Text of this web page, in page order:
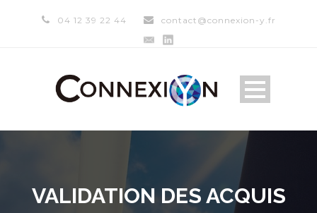
04 12 39 22 44 contact@connexion-y.fr
VALIDATION DES ACQUIS